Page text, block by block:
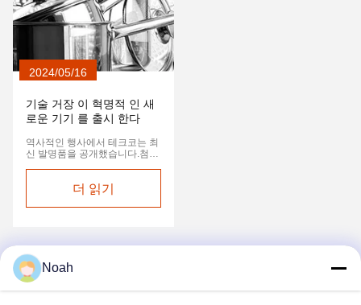
2024/05/16
기술 거장 이 혁명적 인 새
로운 기기 를 출시 한다
역사적인 행사에서 테크코는 최
신 발명품을 공개했습니다.첨단
더 읽기
Noah